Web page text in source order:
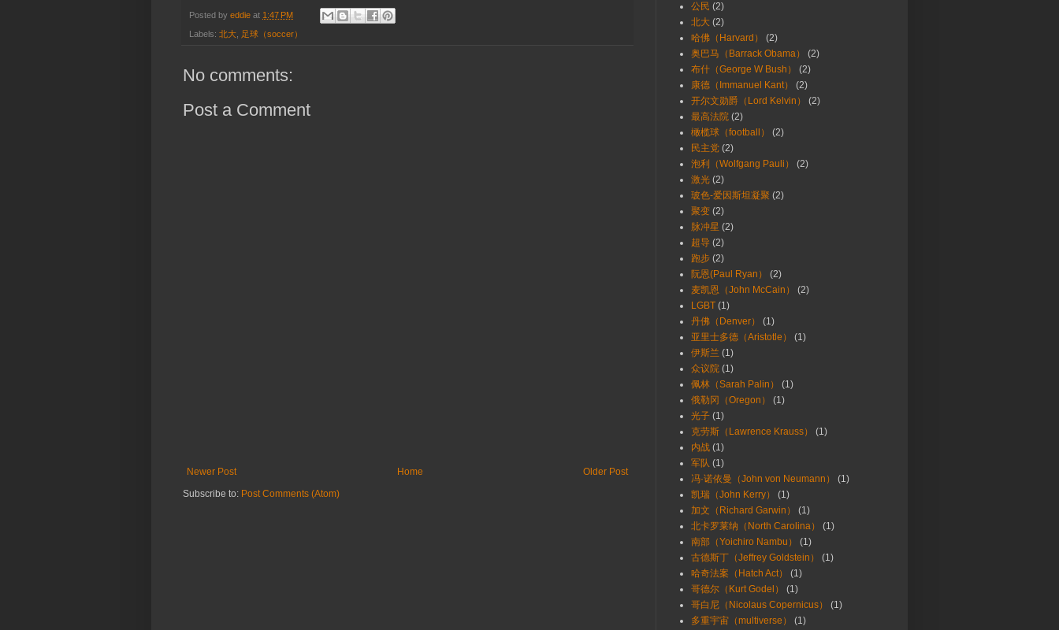
Posted by eddie at 1:47 PM
Labels: 北大 足球（soccer）
No comments:
Post a Comment
Newer Post Older Post
Home
Subscribe to: Post Comments (Atom)
公民 (2)
北大 (2)
哈佛（Harvard）
(2)
奥巴马（Barrack Obama）
(2)
布什（George W Bush）
(2)
康德（Immanuel Kant）
(2)
开尔文勋爵（Lord Kelvin）
(2)
最高法院 (2)
橄榄球（football）
(2)
民主党 (2)
泡利（Wolfgang Pauli）
(2)
激光 (2)
玻色-爱因斯坦凝聚 (2)
聚变 (2)
脉冲星 (2)
超导 (2)
跑步 (2)
阮恩(Paul Ryan）
(2)
麦凯恩（John McCain）
(2)
LGBT (1)
丹佛（Denver）
(1)
亚里士多德（Aristotle）
(1)
伊斯兰 (1)
众议院 (1)
佩林（Sarah Palin）
(1)
俄勒冈（Oregon）
(1)
光子 (1)
克劳斯（Lawrence Krauss）
(1)
内战 (1)
军队 (1)
冯·诺依曼（John von Neumann）
(1)
凯瑞（John Kerry）
(1)
加文（Richard Garwin）
(1)
北卡罗莱纳（North Carolina）
(1)
南部（Yoichiro Nambu）
(1)
古德斯丁（Jeffrey Goldstein）
(1)
哈奇法案（Hatch Act）
(1)
哥德尔（Kurt Godel）
(1)
哥白尼（Nicolaus Copernicus）
(1)
多重宇宙（multiverse）
(1)